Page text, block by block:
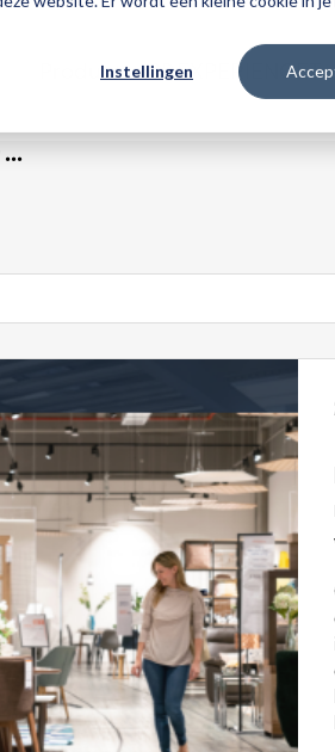
Instellingen
Producten3DEXPERIENCE
...